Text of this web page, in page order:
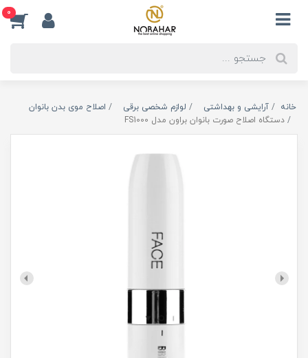
0
خانه آرایشی و بهداشتی لوازم شخصی برقی
اصلاح موی بدن بانوان
دستگاه اصلاح صورت بانوان براون مدل FS1000